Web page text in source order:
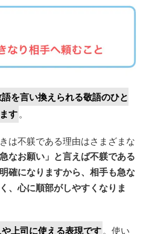
を言い換えられる敬語のひと
す。
は不躾である理由はさまざまな
急なお願い」と言えば不躾である
確になりますから、相手も急な
、心に順部がしやすくなりま
上司に使える表現です。使い